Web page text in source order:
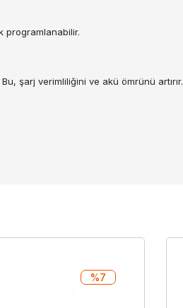
programlanabilir.
şarj verimliliğini ve akü ömrünü artırır.
%7